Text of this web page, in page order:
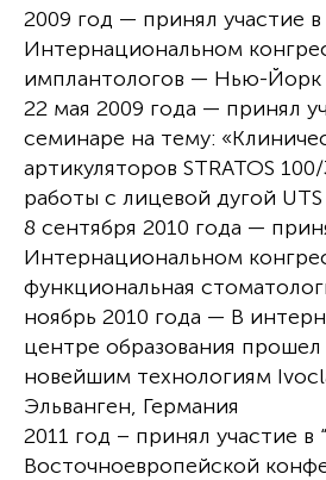
2009 год — принял участие в
Интернациональном
имплантологов — Нью-Йорк
22 мая 2009 года — принял
семинаре на тему:
артикуляторов STRATOS
работы с лицевой дугой
8 сентября 2010 года —
Интернациональном
функциональная
ноябрь 2010 года — В
центре образования прошел
новейшим технологиям
Эльванген, Германия
2011 год – принял участие в
Восточноевропейской